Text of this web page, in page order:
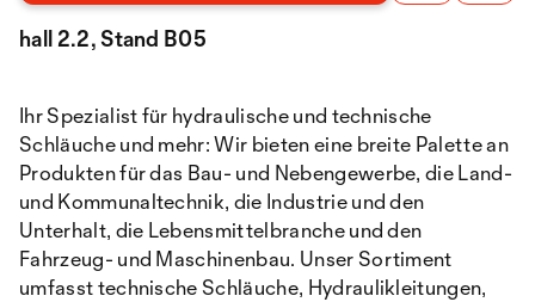
hall 2.2, Stand B05
Ihr Spezialist für hydraulische und technische
Schläuche und mehr: Wir bieten eine breite Palette an
Produkten für das Bau- und Nebengewerbe, die Land-
und Kommunaltechnik, die Industrie und den
Unterhalt, die Lebensmittelbranche und den
Fahrzeug- und Maschinenbau. Unser Sortiment
umfasst technische Schläuche, Hydraulikleitungen,